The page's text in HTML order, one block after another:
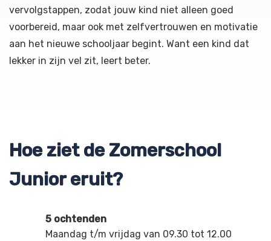
vervolgstappen, zodat jouw kind niet alleen goed
voorbereid, maar ook met zelfvertrouwen en motivatie
aan het nieuwe schooljaar begint. Want een kind dat
lekker in zijn vel zit, leert beter.
Hoe ziet de Zomerschool
Junior eruit?
5 ochtenden
Maandag t/m vrijdag van 09.30 tot 12.00